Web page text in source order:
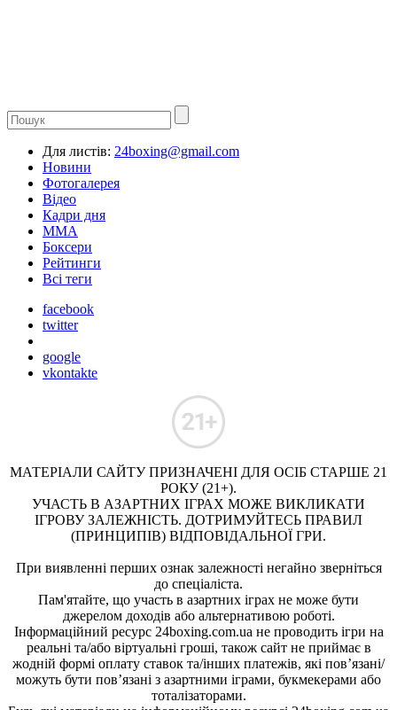
Для листів: 24boxing@gmail.com
Новини
Фотогалерея
Відео
Кадри дня
ММА
Боксери
Рейтинги
Всі теги
facebook
twitter
google
vkontakte
МАТЕРІАЛИ САЙТУ ПРИЗНАЧЕНІ ДЛЯ ОСІБ СТАРШЕ 21
РОКУ (21+).
УЧАСТЬ В АЗАРТНИХ ІГРАХ МОЖЕ ВИКЛИКАТИ
ІГРОВУ ЗАЛЕЖНІСТЬ. ДОТРИМУЙТЕСЬ ПРАВИЛ
(ПРИНЦИПІВ) ВІДПОВІДАЛЬНОЇ ГРИ.
При виявленні перших ознак залежності негайно зверніться
до спеціаліста.
Пам'ятайте, що участь в азартних іграх не може бути
джерелом доходів або альтернативою роботі.
Інформаційний ресурс 24boxing.com.ua не проводить ігри на
реальні та/або віртуальні гроші, також сайт не приймає в
жодній формі оплату ставок та/інших платежів, які пов’язані/
можуть бути пов’язані з азартними іграми, букмекерами або
тоталізаторами.